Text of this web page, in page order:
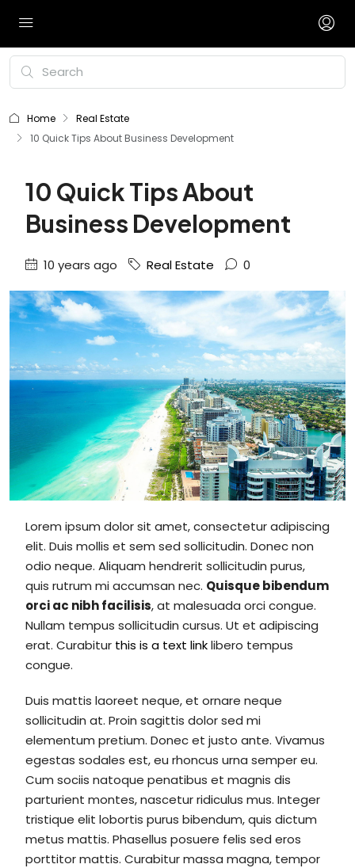
Home
Real Estate
10 Quick Tips About Business Development
10 Quick Tips About
Business Development
10 years ago Real Estate 0
Lorem ipsum dolor sit amet, consectetur adipiscing
elit. Duis mollis et sem sed sollicitudin. Donec non
odio neque. Aliquam hendrerit sollicitudin purus,
quis rutrum mi accumsan nec. Quisque bibendum
orci ac nibh facilisis, at malesuada orci congue.
Nullam tempus sollicitudin cursus. Ut et adipiscing
erat. Curabitur this is a text linklibero tempus
congue.
Duis mattis laoreet neque, et ornare neque
sollicitudin at. Proin sagittis dolor sed mi
elementum pretium. Donec et justo ante. Vivamus
egestas sodales est, eu rhoncus urna semper eu.
Cum sociis natoque penatibus et magnis dis
parturient montes, nascetur ridiculus mus. Integer
tristique elit lobortis purus bibendum, quis dictum
metus mattis. Phasellus posuere felis sed eros
porttitor mattis. Curabitur massa magna, tempor